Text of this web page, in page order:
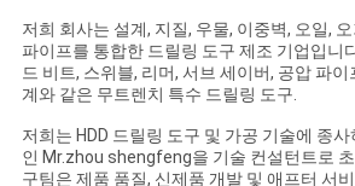
저희 회사는 설계, 지질, 우물, 이중벽, 오일,
파이프를 통합한 드릴링 도구 제조 기업입니
드 비트, 스위블, 리머, 서브 세이버, 공압 파
계와 같은 무트렌치 특수 드릴링 도구.
저희는 HDD 드릴링 도구 및 가공 기술에 종
인 Mr.zhou shengfeng을 기술 컨설턴트로
구팀은 제품 품질, 신제품 개발 및 애프터 서